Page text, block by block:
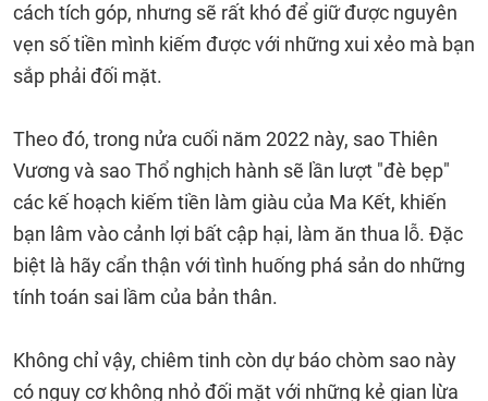
cách tích góp, nhưng sẽ rất khó để giữ được nguyên
vẹn số tiền mình kiếm được với những xui xẻo mà bạn
sắp phải đối mặt.
Theo đó, trong nửa cuối năm 2022 này, sao Thiên
Vương và sao Thổ nghịch hành sẽ lần lượt "đè bẹp"
các kế hoạch kiếm tiền làm giàu của Ma Kết, khiến
bạn lâm vào cảnh lợi bất cập hại, làm ăn thua lỗ. Đặc
biệt là hãy cẩn thận với tình huống phá sản do những
tính toán sai lầm của bản thân.
Không chỉ vậy, chiêm tinh còn dự báo chòm sao này
có nguy cơ không nhỏ đối mặt với những kẻ gian lừa